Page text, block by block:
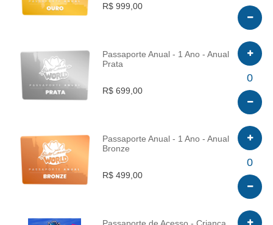
R$ 999,00
INFO
Passaporte Anual - 1 Ano - Anual
Prata
R$ 699,00
0
INFO
Passaporte Anual - 1 Ano - Anual
Bronze
R$ 499,00
0